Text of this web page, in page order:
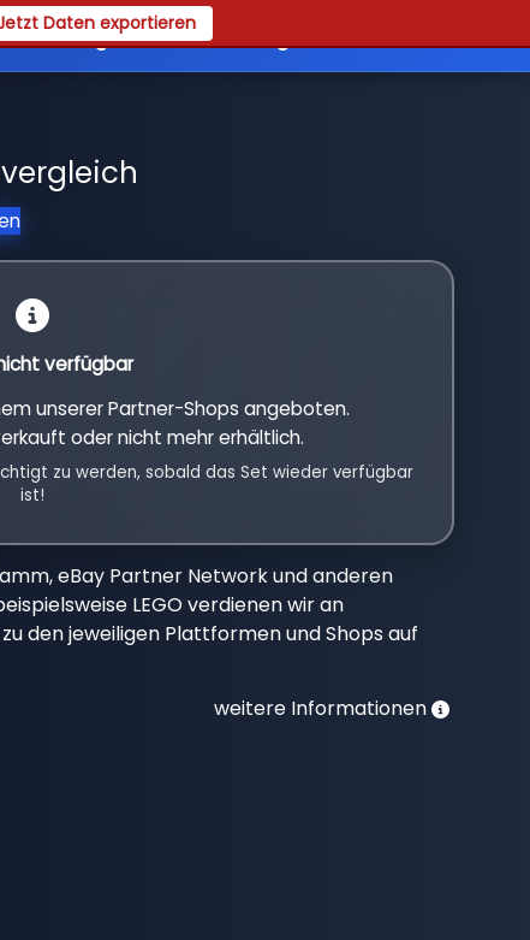
Daten exportieren
Registrieren
verfügbar
unserer Partner-Shops angeboten.
oder nicht mehr erhältlich.
zu werden, sobald das Set wieder verfügbar
ist!
eBay Partner Network und anderen
LEGO verdienen wir an
den jeweiligen Plattformen und Shops auf
weitere Informationen